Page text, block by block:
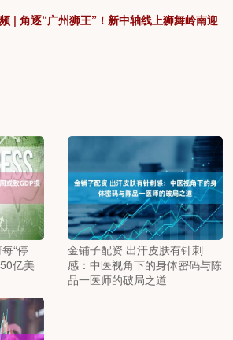
| 角逐“广州狮王”！新中轴线上狮舞岭南迎
“停
亿美
金铺子配资 出汗皮肤有针刺
感：中医视角下的身体密码与陈
品一医师的破局之道